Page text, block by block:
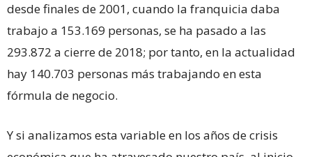
desde finales de 2001, cuando la franquicia daba
trabajo a 153.169 personas, se ha pasado a las
293.872 a cierre de 2018; por tanto, en la actualidad
hay 140.703 personas más trabajando en esta
fórmula de negocio.
Y si analizamos esta variable en los años de crisis